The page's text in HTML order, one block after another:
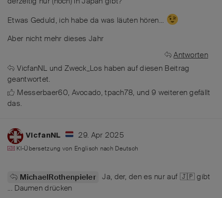
Etwas Geduld, ich habe da was läuten hören…
Aber nicht mehr dieses Jahr
Antworten
VicfanNL undZweck_Los haben auf diesen Beitrag
geantwortet.
Messerbaer60, Avocado,tpach78, und9 weiteren gefällt
das.
VicfanNL 29. Apr 2025
KI-Übersetzung von Englisch nach Deutsch
MichaelRothenpieler Ja, der, den es nur auf 🇯🇵 gibt
... Daumen drücken